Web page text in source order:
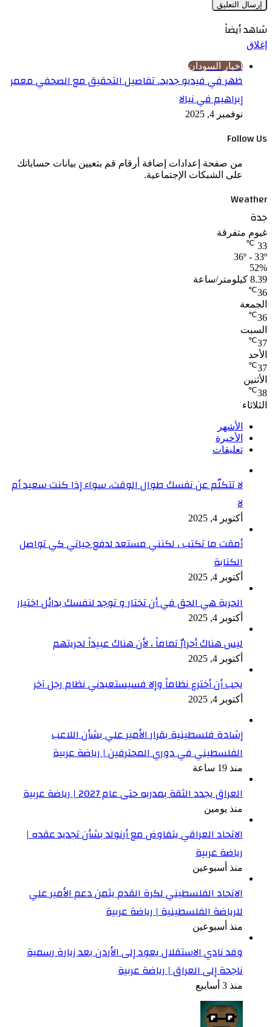
شاهد أيضاً
إغلاق
اخبار السودان
ظهر في فيديو جديد.. تفاصيل التحقيق مع الصحفي معمر
إبراهيم في نيالا
نوفمبر 4, 2025
Follow Us
من صفحة إعدادات إضافة أرقام قم بتعيين بيانات حساباتك
على الشبكات الإجتماعية.
Weather
جدة
غيوم متفرقة
33
℃
36º - 33º
52%
8.39 كيلومتر/ساعة
36
℃
الجمعة
36
℃
السبت
37
℃
الأحد
37
℃
الأثنين
38
℃
الثلاثاء
الأشهر
الأخيرة
تعليقات
لا تتكلّم عن نفسك طوال الوقت، سواء إذا كنت سعيد أم
لا
أكتوبر 4, 2025
أمقت ما تكتب ، لكنني مستعد لدفع حياتي كي تواصل
الكتابة
أكتوبر 4, 2025
الحرية هي الحق في أن تختار و توجد لنفسك بدائل اختيار
أكتوبر 4, 2025
ليس هناك أحرارٌ تماماً ، لأن هناك عبيداً لحريتهم
أكتوبر 4, 2025
يجب أن أخترع نظاماً وإلا فسيستعبدني نظام رجل آخر
أكتوبر 4, 2025
إشادة فلسطينية بقرار الأمير علي بشأن اللاعب
الفلسطيني في دوري المحترفين | رياضة عربية
منذ 19 ساعة
العراق يجدد الثقة بمدربه حتى عام 2027 | رياضة عربية
منذ يومين
الاتحاد العراقي يتفاوض مع أرنولد بشأن تجديد عقده |
رياضة عربية
منذ أسبوعين
الاتحاد الفلسطيني لكرة القدم يثمن دعم الأمير علي
للرياضة الفلسطينية | رياضة عربية
منذ أسبوعين
وفد نادي الاستقلال يعود إلى الأردن بعد زيارة رسمية
ناجحة إلى العراق | رياضة عربية
منذ 3 أسابيع